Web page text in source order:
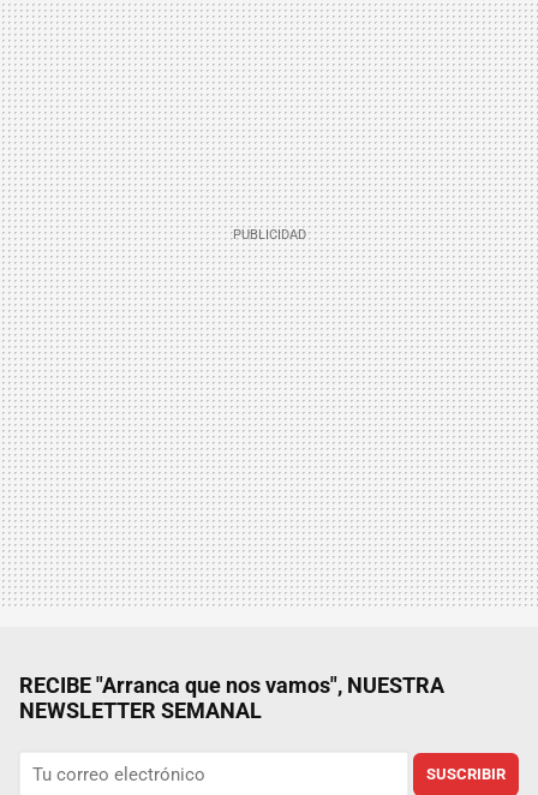
RECIBE "Arranca que nos vamos", NUESTRA
NEWSLETTER SEMANAL
SUSCRIBIR